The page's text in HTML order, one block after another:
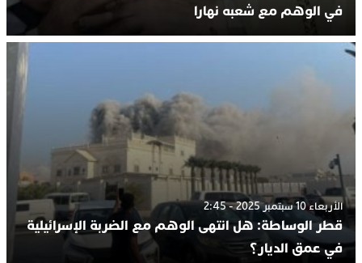
في الوهم مع شعبه نهارا
الأربعاء 10 سبتمبر 2025 - 2:45
قطر الوساطة: هل انتهى الوهم مع الضربة الإسرائيلية
في عمق الديار؟